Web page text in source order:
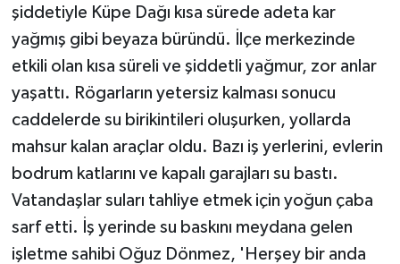
şiddetiyle Küpe Dağı kısa sürede adeta kar
yağmış gibi beyaza büründü. İlçe merkezinde
etkili olan kısa süreli ve şiddetli yağmur, zor anlar
yaşattı. Rögarların yetersiz kalması sonucu
caddelerde su birikintileri oluşurken, yollarda
mahsur kalan araçlar oldu. Bazı iş yerlerini, evlerin
bodrum katlarını ve kapalı garajları su bastı.
Vatandaşlar suları tahliye etmek için yoğun çaba
sarf etti. İş yerinde su baskını meydana gelen
işletme sahibi Oğuz Dönmez, 'Herşey bir anda
Jandarma
Kadın
KÜLTÜR SANAT
MAGAZİN
Otomobil
POLİTİKA